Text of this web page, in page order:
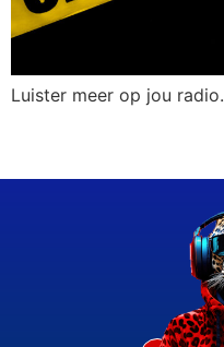
Luister meer op jou radio.